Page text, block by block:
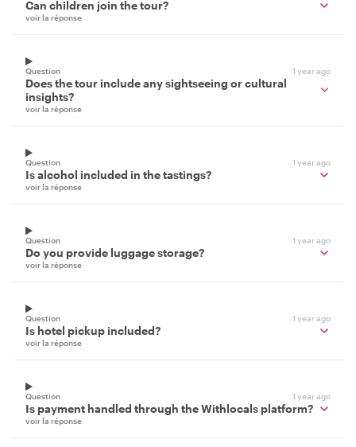
Can children join the tour?
voir la réponse
Question 1 year ago
Does the tour include any sightseeing or cultural
insights?
voir la réponse
Question 1 year ago
Is alcohol included in the tastings?
voir la réponse
Question 1 year ago
Do you provide luggage storage?
voir la réponse
Question 1 year ago
Is hotel pickup included?
voir la réponse
Question 1 year ago
Is payment handled through the Withlocals platform?
voir la réponse